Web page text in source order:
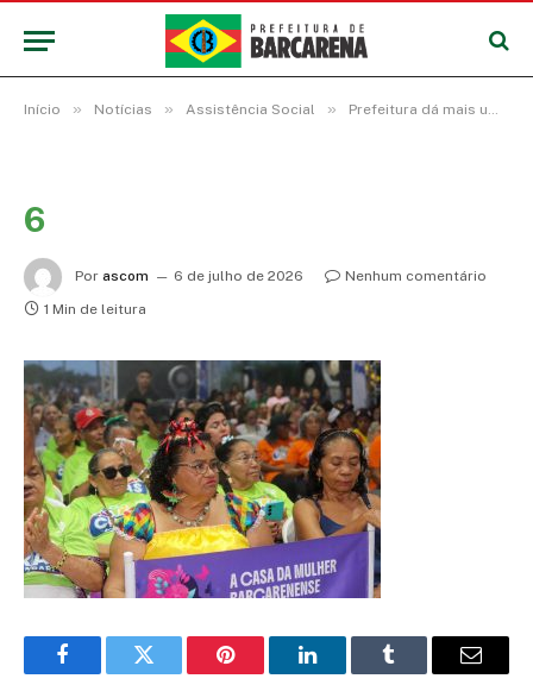
Início » Notícias » Assistência Social » Prefeitura dá mais um salto nas políticas públicas com a entrega da Casa da Mulher Barcarena
6
Por ascom 6 de julho de 2026
Nenhum comentário
1 Min de leitura
FacebookTwitter Pinterest LinkedInTumblr
E-